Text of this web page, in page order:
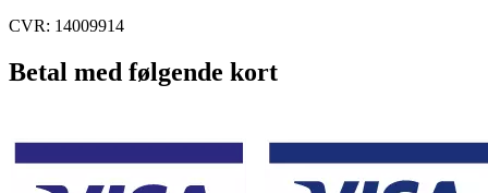
CVR: 14009914
Betal med følgende kort